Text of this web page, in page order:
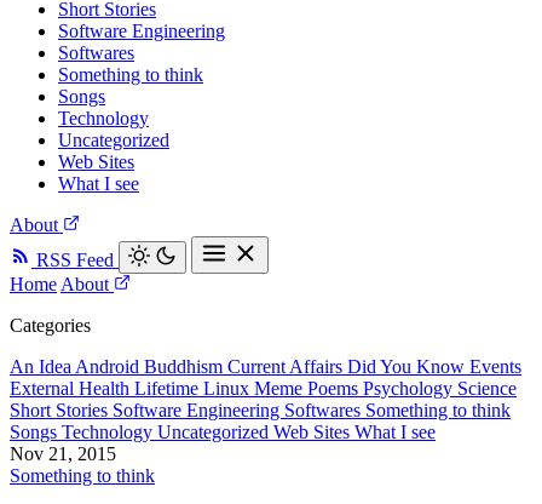
Short Stories
Software Engineering
Softwares
Something to think
Songs
Technology
Uncategorized
Web Sites
What I see
About
RSS Feed
Home About
Categories
An Idea Android Buddhism Current Affairs Did You Know Events
External Health Lifetime Linux Meme Poems Psychology Science
Short Stories Software Engineering Softwares Something to think
Songs Technology Uncategorized Web Sites What I see
Nov 21, 2015
Something to think